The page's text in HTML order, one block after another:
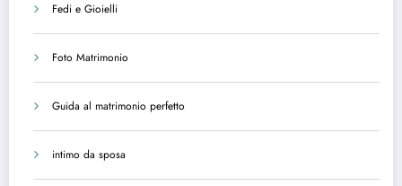
Fedi e Gioielli
Foto Matrimonio
Guida al matrimonio perfetto
intimo da sposa